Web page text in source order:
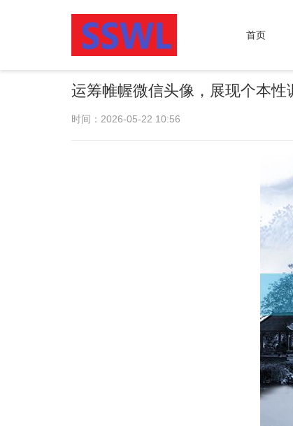
首页
运筹帷幄微信头像，展现个本性
时间：2026-05-22 10:56